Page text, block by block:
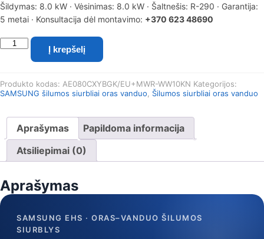
Šildymas: 8.0 kW · Vėsinimas: 8.0 kW · Šaltnešis: R-290 · Garantija:
5 metai · Konsultacija dėl montavimo: +370 623 48690
produkto
SAMSUNG
vanduo
Mono
R290
šilumos
siurblys
trifazis
Į krepšelį
Produkto kodas: AE080CXYBGK/EU+MWR-WW10KN Kategorijos:
SAMSUNG šilumos siurbliai oras vanduo
Šilumos siurbliai oras vanduo
Aprašymas
Papildoma informacija
Atsiliepimai (0)
Aprašymas
SAMSUNG EHS · ORAS–VANDUO ŠILUMOS
SIURBLYS